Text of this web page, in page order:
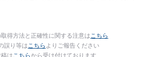
得方法と正確性に関する注意はこちら
誤り等はこちらよりご報告ください
はこちらから受け付けております